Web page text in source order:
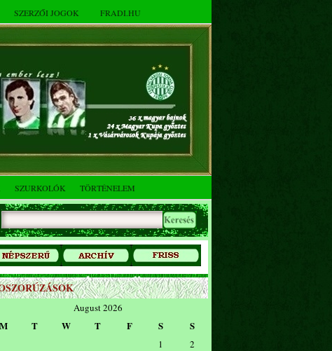
SZERZŐI JOGOK FRADI.HU
SZURKOLÓK TÖRTÉNELEM
August 2026
M T W T F S S
1
2